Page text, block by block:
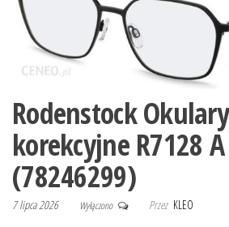
Rodenstock Okulary
korekcyjne R7128 A
(78246299)
7 lipca 2026 Wyłączono Przez KLEO